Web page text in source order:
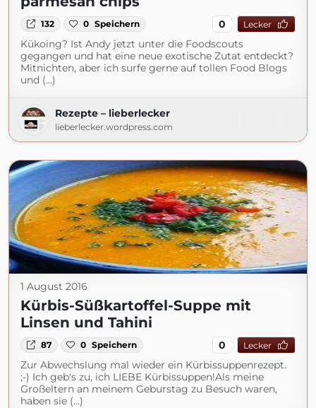
132 0 Speichern 0 Lecker
Kükoing? Ist Andy jetzt unter die Foodscouts
gegangen und hat eine neue exotische Zutat entdeckt?
Mitnichten, aber ich surfe gerne auf tollen Food Blogs
und (...)
Rezepte – lieberlecker
lieberlecker.wordpress.com
1 August 2016
Kürbis-Süßkartoffel-Suppe mit
Linsen und Tahini
87 0 Speichern 0 Lecker
Zur Abwechslung mal wieder ein Kürbissuppenrezept.
;-) Ich geb's zu, ich LIEBE Kürbissuppen!Als meine
Großeltern an meinem Geburstag zu Besuch waren,
haben sie (...)